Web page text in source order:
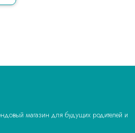
магазин для будущих родителей и